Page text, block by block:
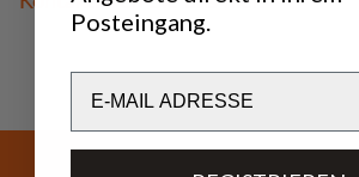
Posteingang.